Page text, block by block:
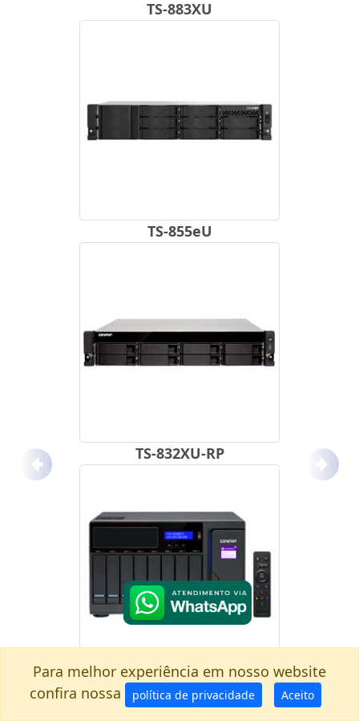
TS-883XU
TS-855eU
TS-832XU-RP
TVS-882BRT3
Anterior
Para melhor experiência em nosso website
confira nossa
política de privacidade Aceito